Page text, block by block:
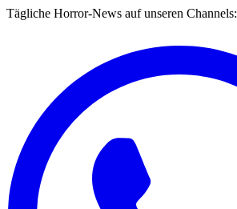
Tägliche Horror-News auf unseren Channels: